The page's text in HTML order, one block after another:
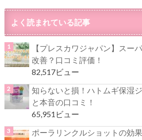
よく読まれている記事
【プレスカワジャパン】スー
改善？口コミ評価！
82,517ビュー
知らないと損！ハトムギ保湿
と本音の口コミ！
65,951ビュー
ポーラリンクルショットの効